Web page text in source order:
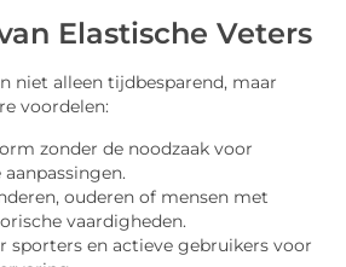
Elastische Veters
niet alleen tijdbesparend, maar
voordelen:
zonder de noodzaak voor
ouderen of mensen met
vaardigheden.
sporters en actieve gebruikers voor